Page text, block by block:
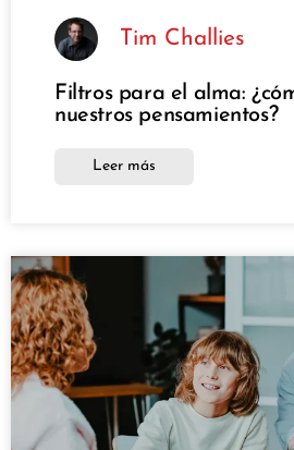
Tim Challies
Filtros para el alma:
nuestros pensamientos?
Leer más